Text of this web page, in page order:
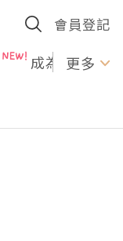
會員登記
成為U更多